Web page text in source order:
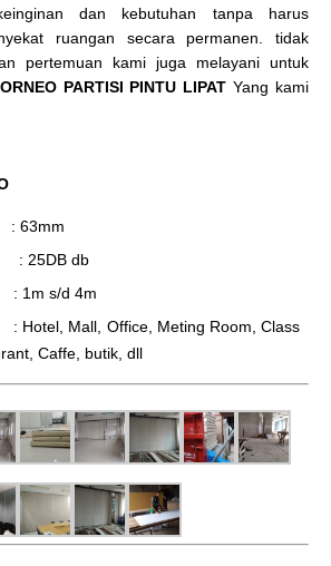
dan kebutuhan tanpa harus
ruangan secara permanen. tidak
pertemuan kami juga melayani untuk
PARTISI PINTU LIPAT Yang kami
63mm
25DB db
: 1m s/d 4m
Mall, Office, Meting Room, Class
Caffe, butik, dll